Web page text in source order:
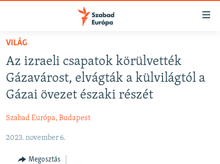
Akadálymentes
Ugrás
fő
oldalra
Ugrás
tartalomjegyzékre
NAPIRENDEN
AKTUÁLIS
PODCASTOK
ELEMZŐ
NER15
SZABADON
VILÁG
Az izraeli csapatok körülvették
Gázavárost, elvágták a külvilágtól a
Gázai övezet északi részét
Szabad Európa, Budapest
2023. november 6.
Megosztás
FELIRATKOZÁS
Spotify